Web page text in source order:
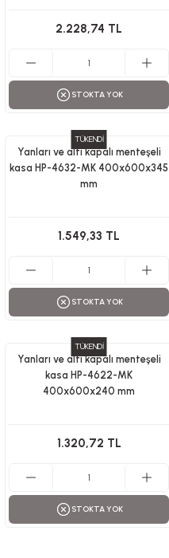
2.228,74 TL
STOKTA YOK
TÜKENDİ
Yanları ve altı kapalı menteşeli
kasa HP-4632-MK 400x600x345
mm
1.549,33 TL
STOKTA YOK
TÜKENDİ
Yanları ve altı kapalı menteşeli
kasa HP-4622-MK
400x600x240 mm
1.320,72 TL
STOKTA YOK